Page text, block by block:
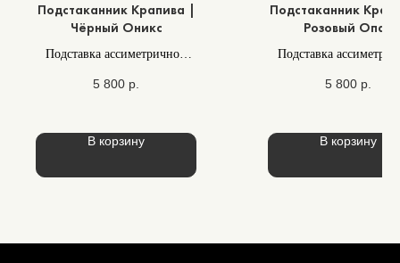
Подстаканник Крапива |
Чёрный Оникс
Подставка ассиметричной
5 800 р.
В корзину
Подстаканник
Розовый Опал
Подставка
5 800 р.
В корзину